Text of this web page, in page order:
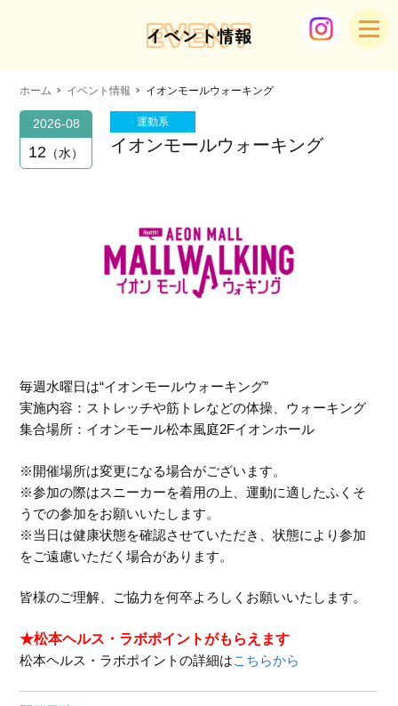
EVENT
イベント情報
ホーム イベント情報 イオンモールウォーキング
2026-08
12 水
運動系
イオンモールウォーキング
毎週水曜日は“イオンモールウォーキング”
実施内容：ストレッチや筋トレなどの体操、ウォーキング
集合場所：イオンモール松本風庭2Fイオンホール
※開催場所は変更になる場合がございます。
※参加の際はスニーカーを着用の上、運動に適したふくそ
うでの参加をお願いいたします。
※当日は健康状態を確認させていただき、状態により参加
をご遠慮いただく場合があります。
皆様のご理解、ご協力を何卒よろしくお願いいたします。
★松本ヘルス・ラボポイントがもらえます
松本ヘルス・ラボポイントの詳細はこちらから